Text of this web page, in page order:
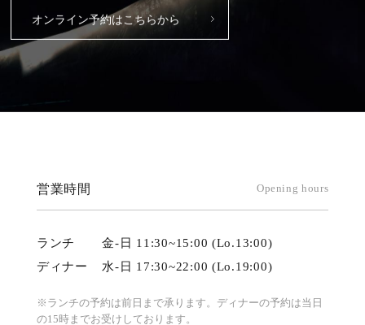
オンライン予約はこちらから
営業時間 Opening hours
ランチ
金-日 11:30~15:00 (Lo.13:00)
ディナー
水-日 17:30~22:00 (Lo.19:00)
※ランチの予約は前日まで承ります。ディナーの予約は当日
の15時までお受けしております。